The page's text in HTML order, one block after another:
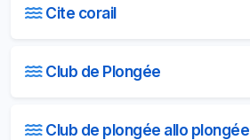
Cite corail
Club de Plongée
Club de plongée allo plongée